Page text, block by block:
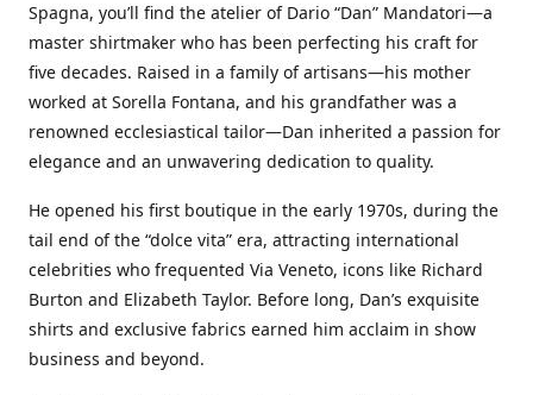
Spagna, you’ll find the atelier of Dario “Dan” Mandatori—a
master shirtmaker who has been perfecting his craft for
five decades. Raised in a family of artisans—his mother
worked at Sorella Fontana, and his grandfather was a
renowned ecclesiastical tailor—Dan inherited a passion for
elegance and an unwavering dedication to quality.
He opened his first boutique in the early 1970s, during the
tail end of the “dolce vita” era, attracting international
celebrities who frequented Via Veneto, icons like Richard
Burton and Elizabeth Taylor. Before long, Dan’s exquisite
shirts and exclusive fabrics earned him acclaim in show
business and beyond.